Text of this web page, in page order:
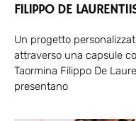
FILIPPO DE
Un progetto
attraverso una capsule
Taormina Filippo De
presentano